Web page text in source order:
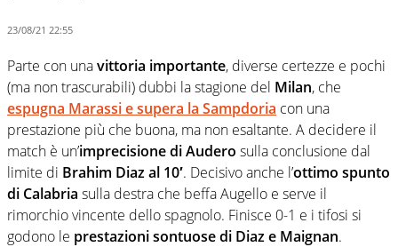
23/08/21 22:55
Parte con unavittoria importante, diverse certezze e pochi
(ma non trascurabili) dubbi la stagione del Milan, che
espugna Marassi e supera la Sampdoria con una
prestazione più che buona, ma non esaltante. A decidere il
match è un’imprecisione di Audero sulla conclusione dal
limite di Brahim Diaz al 10′. Decisivo anche l’ottimo spunto
di Calabria sulla destra che beffa Augello e serve il
rimorchio vincente dello spagnolo. Finisce 0-1 e i tifosi si
godono le prestazioni sontuose di Diaz e Maignan.